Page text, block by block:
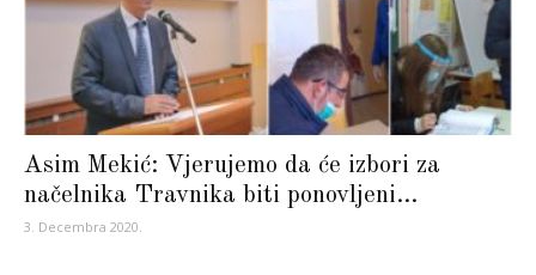
Asim Mekić: Vjerujemo da će izbori za
načelnika Travnika biti ponovljeni...
3. Decembra 2020.